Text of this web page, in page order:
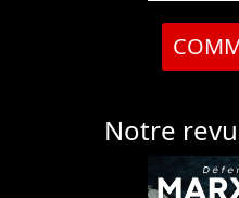
Notre